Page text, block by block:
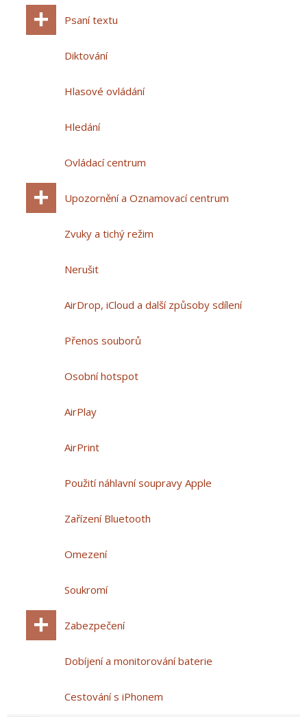
Psaní textu
Diktování
Hlasové ovládání
Hledání
Ovládací centrum
Upozornění a Oznamovací centrum
Zvuky a tichý režim
Nerušit
AirDrop, iCloud a další způsoby sdílení
Přenos souborů
Osobní hotspot
AirPlay
AirPrint
Použití náhlavní soupravy Apple
Zařízení Bluetooth
Omezení
Soukromí
Zabezpečení
Dobíjení a monitorování baterie
Cestování s iPhonem